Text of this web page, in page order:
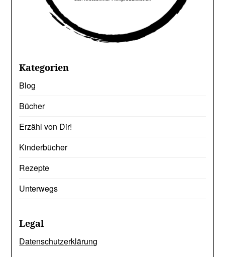
Kategorien
Blog
Bücher
Erzähl von Dir!
Kinderbücher
Rezepte
Unterwegs
Legal
Datenschutzerklärung